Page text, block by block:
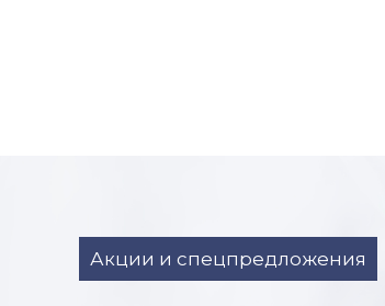
Акции и спецпредложения